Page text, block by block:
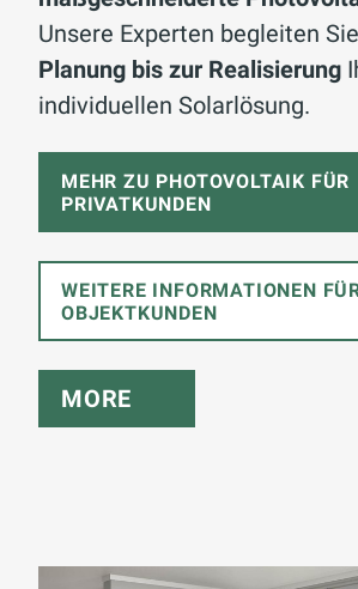
Unsere Experten begleiten
Planung bis zur Realisierung
individuellen Solarlösung.
MEHR ZU PHOTOVOLTAIK FÜR
PRIVATKUNDEN
WEITERE INFORMATIONEN
OBJEKTKUNDEN
MORE